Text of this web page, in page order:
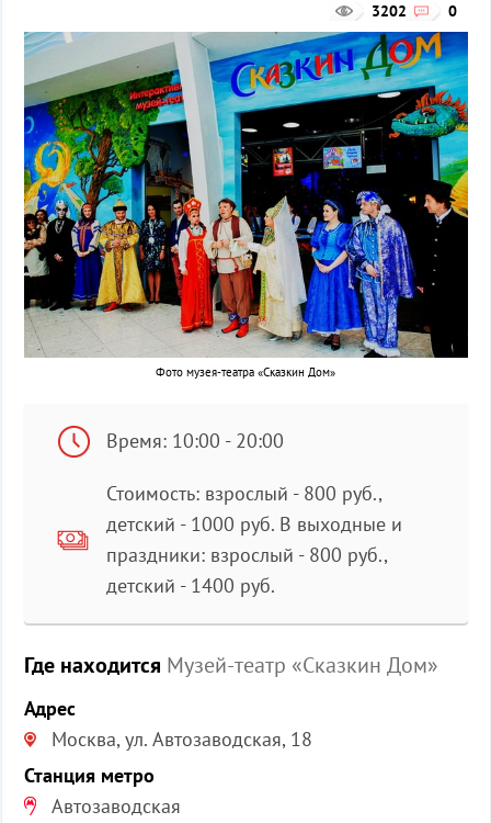
0
3202
Фото музея-театра «Сказкин Дом»
Время: 10:00 - 20:00
Стоимость: взрослый - 800 руб.,
детский - 1000 руб. В выходные и
праздники: взрослый - 800 руб.,
детский - 1400 руб.
Где находится Музей-театр «Сказкин Дом»
Адрес
Москва, ул. Автозаводская, 18
Станция метро
Автозаводская